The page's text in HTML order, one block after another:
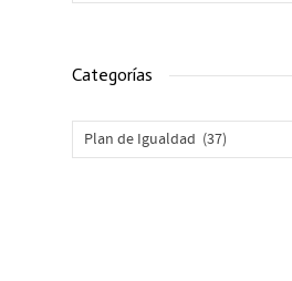
Categorías
Categorías